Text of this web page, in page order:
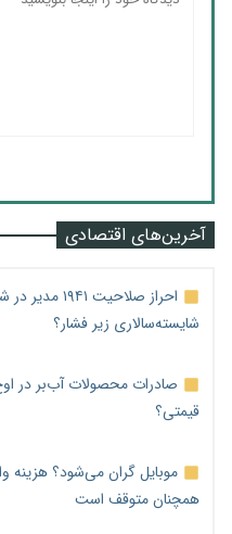
آخرین‌های اقتصادی
احراز
شایسته‌سالاری زیر فشار؟
صادرات محصولات آب‌بر در
قیمتی؟
همچنان متوقف است